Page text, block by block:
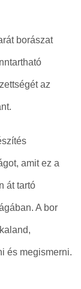
borászat
az
amit ez a
át tartó
A bor
és megismerni.